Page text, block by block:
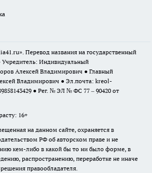
Перевод названия на государственный
Индивидуальный
Алексей Владимирович ● Главный
Владимирович ● Эл.почта: kreol-
● Рег. № ЭЛ № ФС 77 – 90420 от
16+
на данном сайте, охраняется в
РФ об авторском праве и не
кем-либо в какой бы то ни было форме, в
распространению, переработке не иначе
правообладателя.